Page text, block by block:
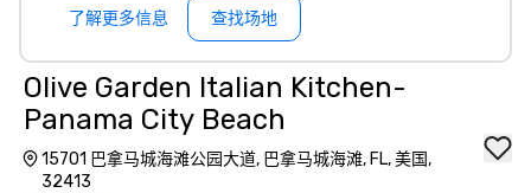
了解更多信息 查找场地
Olive Garden Italian Kitchen-
Panama City Beach
15701 巴拿马城海滩公园大道, 巴拿马城海滩, FL, 美国,
32413